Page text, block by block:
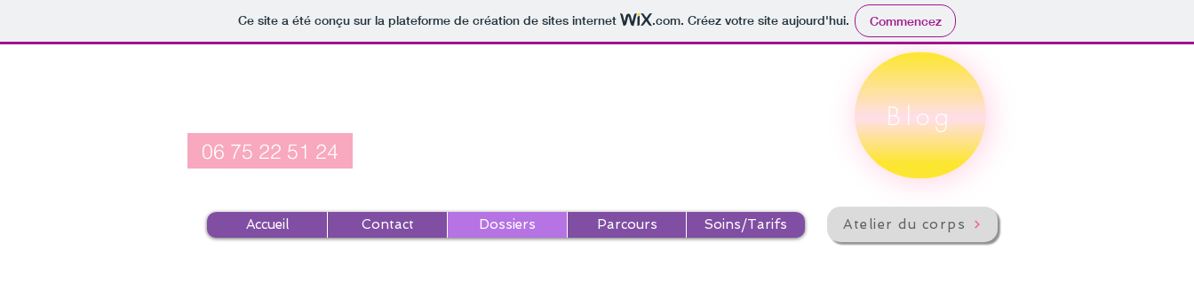
Ce site a été conçu sur la plateforme de création de sites internet .com. Créez votre site aujourd'hui. Commencez
Blog
06 75 22 51 24
Accueil Contact Dossiers Parcours Soins/Tarifs Atelier du corps